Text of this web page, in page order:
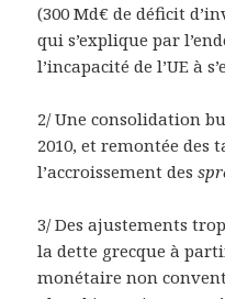
(300 Md€ de déficit
qui s’explique par
l’incapacité de l’UE à
2/ Une consolidation
2010, et remontée des
l’accroissement des
3/ Des ajustements
la dette grecque à
monétaire non